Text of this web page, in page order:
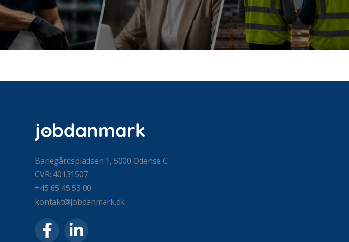
Banegårdspladsen 1, 5000 Odense C
CVR: 40131507
+45 65 45 53 00
kontakt@jobdanmark.dk